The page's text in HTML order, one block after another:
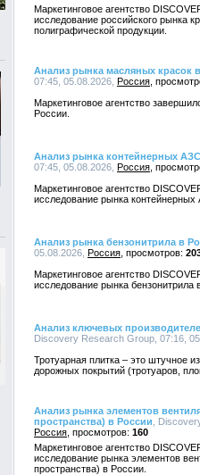
Маркетинговое агентство
исследование российского рынка
полиграфической продукции.
Анализ рынка масляных красок
07:45, 05.08.2026, Россия
Маркетинговое агентство
России.
Анализ рынка контейнерных
07:45, 05.08.2026, Россия
Маркетинговое агентство
исследование рынка
Анализ рынка бензонитрила в
05.08.2026, Россия
Маркетинговое агентство
исследование рынка бензонитрила
Анализ ключевых
Discovery Research Group, 07:16,
Тротуарная плитка – это штучное
дорожных покрытий (тротуаров,
Анализ рынка элементов
пространства) в России ,
Россия
160
Маркетинговое агентство
исследование рынка элементов
пространства) в России.